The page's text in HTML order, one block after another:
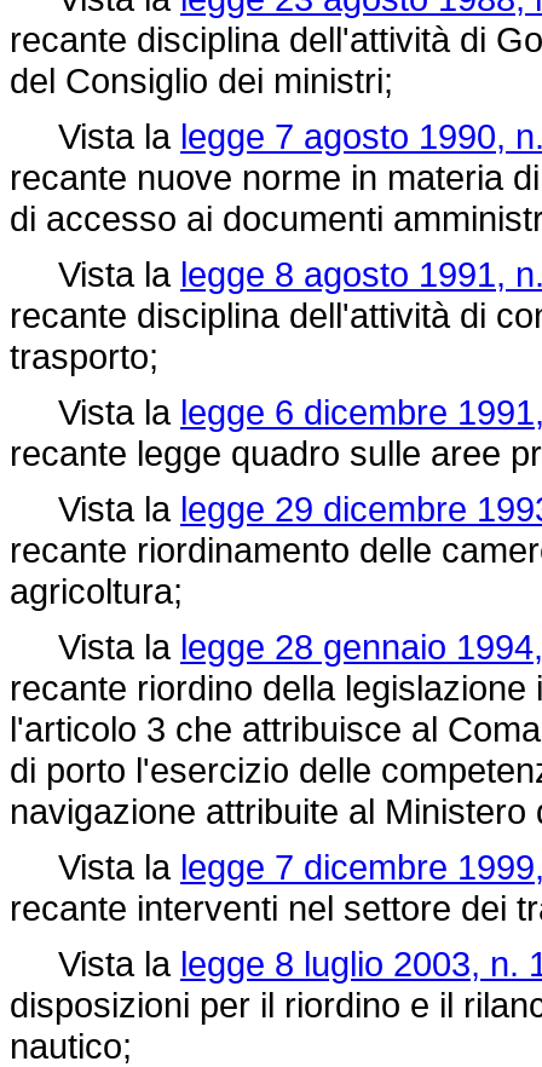
recante disciplina dell'attività di
del Consiglio dei ministri;
Vista la legge 7 agosto 1990,
recante nuove norme in materia
di accesso ai documenti
Vista la legge 8 agosto 1991,
recante disciplina dell'attività di
trasporto;
Vista la legge 6 dicembre
recante legge quadro sulle aree
Vista la legge 29 dicembre
recante riordinamento delle
agricoltura;
Vista la legge 28 gennaio
recante riordino della
l'articolo 3 che attribuisce al
di porto l'esercizio delle
navigazione attribuite al
Vista la legge 7 dicembre
recante interventi nel settore dei
Vista la legge 8 luglio 2003, n.
disposizioni per il riordino e il
nautico;